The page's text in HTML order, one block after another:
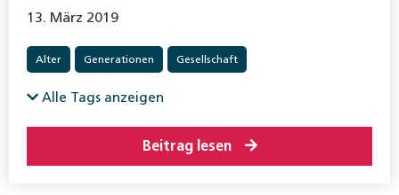
13. März 2019
Alter Generationen Gesellschaft
Alle Tags anzeigen
Beitrag lesen